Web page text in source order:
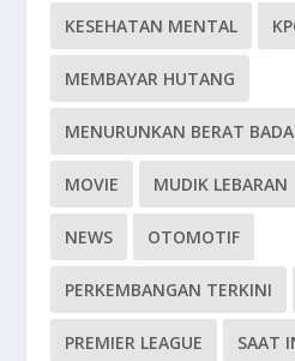
KESEHATAN MENTAL
MEMBAYAR HUTANG
MENURUNKAN BERAT
MOVIE MUDIK LEBARAN
NEWS OTOMOTIF
PERKEMBANGAN TERKINI
PREMIER LEAGUE SAAT